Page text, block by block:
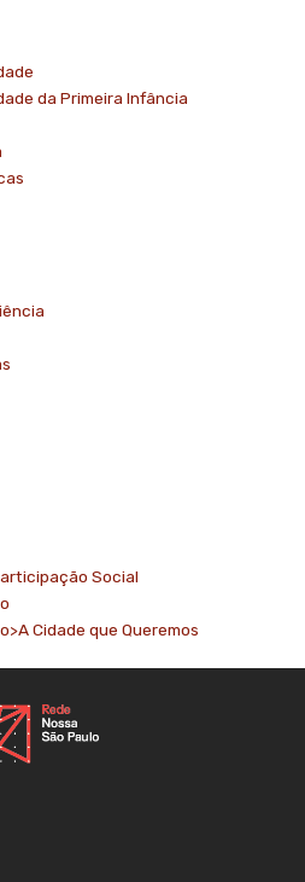
da Primeira Infância
Social
Cidade que Queremos